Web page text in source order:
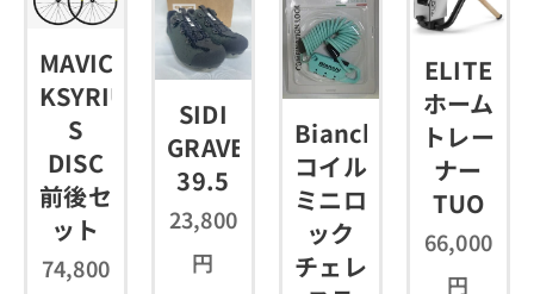
MAVIC
KSYRIUM
S
DISC
前後セ
ット
74,800
SIDI
GRAVEL
39.5
23,800
円
Bianchi
コイル
ミニロ
ック
チェレ
ELITE
ホーム
トレー
ナー
TUO
66,000
円